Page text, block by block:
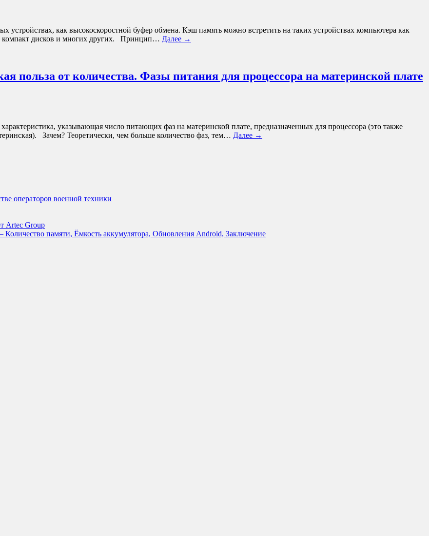
как высокоскоростной буфер обмена. Кэш память можно встретить на таких устройствах компьютера как
компакт дисков и многих других. Принцип… Далее →
польза от количества. Фазы питания для процессора на материнской плате
указывающая число питающих фаз на материнской плате, предназначенных для процессора (это также
Зачем? Теоретически, чем больше количество фаз, тем… Далее →
операторов военной техники
Artec Group
памяти, Ёмкость аккумулятора, Обновления Android, Заключение